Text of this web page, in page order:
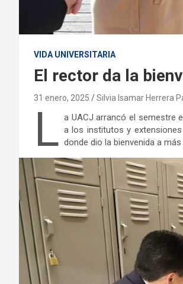
VIDA UNIVERSITARIA
El rector da la
31 enero, 2025 Silvia Isamar Herrera
L a UACJ arrancó el semestre
a los institutos y extensiones
donde dio la bienvenida a